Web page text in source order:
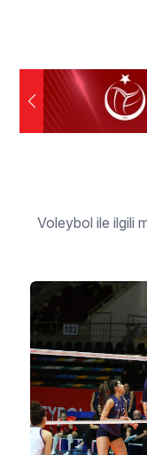
Voleybol ile ilgili